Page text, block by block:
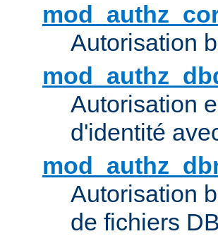
Autorisation
Autorisation
d'identité
Autorisation
de fichiers